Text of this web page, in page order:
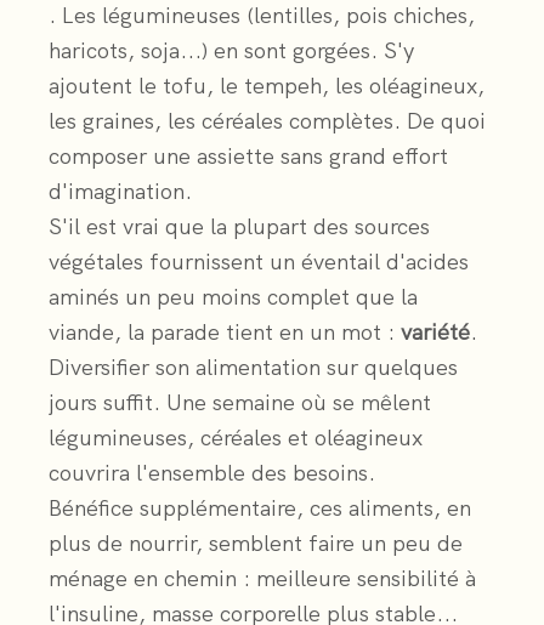
. Les légumineuses (lentilles, pois chiches,
haricots, soja...) en sont gorgées. S'y
ajoutent le tofu, le tempeh, les oléagineux,
les graines, les céréales complètes. De quoi
composer une assiette sans grand effort
d'imagination.
S'il est vrai que la plupart des sources
végétales fournissent un éventail d'acides
aminés un peu moins complet que la
viande, la parade tient en un mot : variété.
Diversifier son alimentation sur quelques
jours suffit. Une semaine où se mêlent
légumineuses, céréales et oléagineux
couvrira l'ensemble des besoins.
Bénéfice supplémentaire, ces aliments, en
plus de nourrir, semblent faire un peu de
ménage en chemin : meilleure sensibilité à
l'insuline, masse corporelle plus stable...